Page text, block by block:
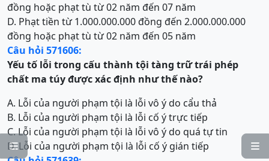


đồng hoặc phạt tù từ 02 năm đến 07 năm
D. Phạt tiền từ 1.000.000.000 đồng đến 2.000.000.000
đồng hoặc phạt tù từ 02 năm đến 05 năm
Câu hỏi 571606:
Yếu tố lỗi trong cấu thành tội tàng trữ trái phép
chất ma túyđược xác định như thế nào?
A. Lỗi của người phạm tội là lỗi vô ý do cẩu thả
B. Lỗi của người phạm tội là lỗi cố ý trực tiếp
C. Lỗi của người phạm tội là lỗi vô ý do quá tự tin
D. Lỗi của người phạm tội là lỗi cố ý gián tiếp